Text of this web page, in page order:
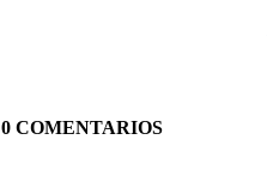
0 COMENTARIOS